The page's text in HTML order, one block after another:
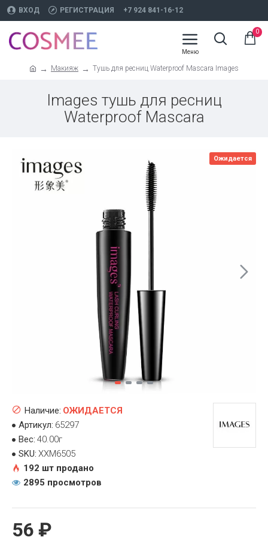
ВХОД РЕГИСТРАЦИЯ +7 924 841-16-12
0
Макияж Тушь для ресниц Waterproof Mascara Images
Images тушь для ресниц
Waterproof Mascara
Ожидается
56 ₽
Наличие: ОЖИДАЕТСЯ
Артикул: 65297
Вес: 40.00г
SKU: XXM6505
192 шт продано
2895 просмотров